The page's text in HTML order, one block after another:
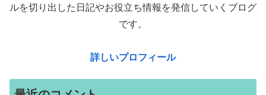
ルを切り出した日記やお役立ち情報を発信していくブログ
です。
詳しいプロフィール